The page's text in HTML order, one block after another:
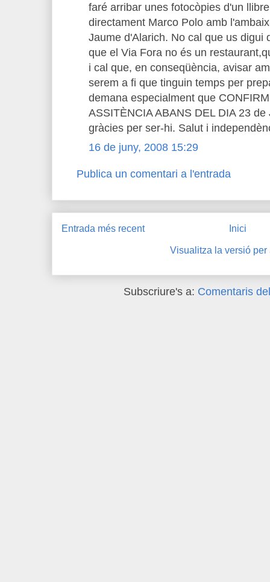
faré arribar unes fotocòpies d'un
directament Marco Polo amb
Jaume d'Alarich. No cal que us digui
que el Via Fora no és un
i cal que, en conseqüència, avisar
serem a fi que tinguin temps per
demana especialment que
ASSITÈNCIA ABANS DEL DIA 23
gràcies per ser-hi. Salut i
16 de juny, 2008 15:29
Publica un comentari a l'entrada
Entrada més recent Inici
Visualitza la versió per
Subscriure's a: Comentaris